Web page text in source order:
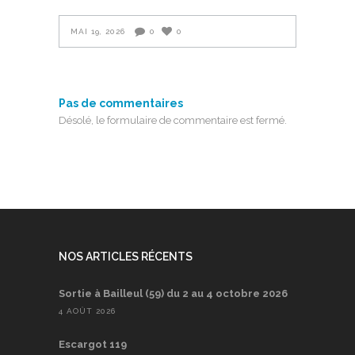
MAI 19, 2026 0 0
Pas de commentaires
Désolé, le formulaire de commentaire est fermé.
NOS ARTICLES RÉCENTS
Sortie à Bailleul (59) du 2 au 4 octobre 2026
4 AOÛT 2026
Escargot 119